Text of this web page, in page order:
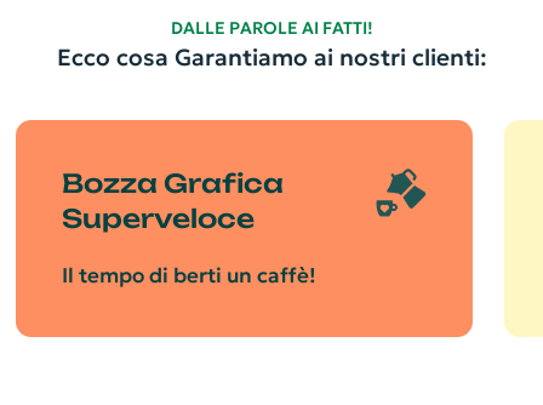
DALLE PAROLE AI FATTI!
Ecco cosa Garantiamo ai nostri clienti:
Bozza Grafica
Superveloce
Il tempo di berti un caffè!